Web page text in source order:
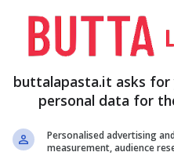
buttalapasta.it asks for
personal data for
Personalised advertising
measurement, audience